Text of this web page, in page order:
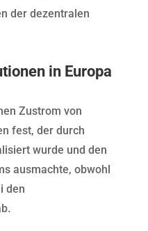
der dezentralen
in Europa
Zustrom von
fest, der durch
wurde und den
ausmachte, obwohl
den